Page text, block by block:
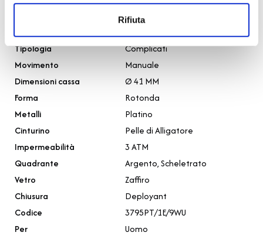
Rifiuta
Breguet
Collezione
Tipologia
Complicati
Movimento
Manuale
Dimensioni cassa
Ø 41 MM
Forma
Rotonda
Metalli
Platino
Cinturino
Pelle di Alligatore
Impermeabilità
3 ATM
Quadrante
Argento, Scheletrato
Vetro
Zaffiro
Chiusura
Deployant
Codice
3795PT/1E/9WU
Per
Uomo